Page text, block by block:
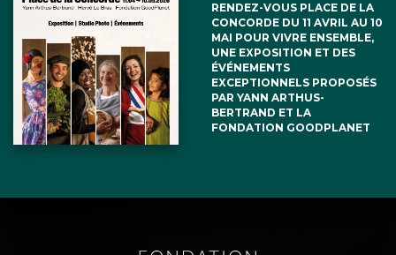
RENDEZ-VOUS PLACE DE LA
CONCORDE DU 11 AVRIL AU 10
MAI POUR VIVRE ENSEMBLE,
UNE EXPOSITION ET DES
ÉVÉNEMENTS
EXCEPTIONNELS PROPOSÉS
PAR YANN ARTHUS-
BERTRAND ET LA
FONDATION GOODPLANET